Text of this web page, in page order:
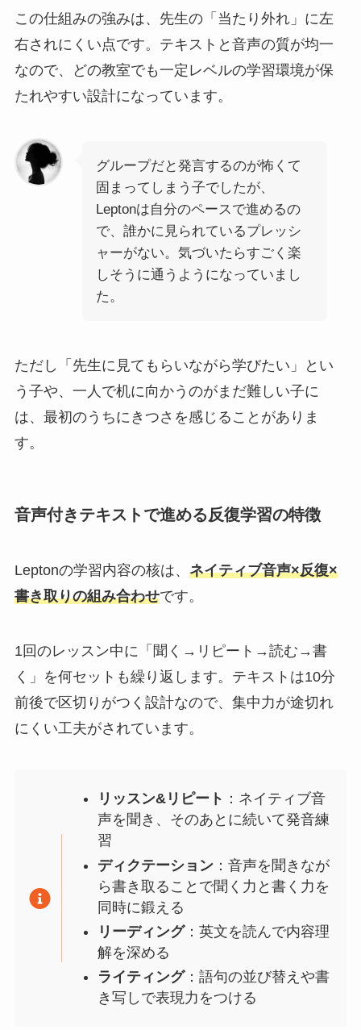
この仕組みの強みは、先生の「当たり外れ」に左
右されにくい点です。テキストと音声の質が均一
なので、どの教室でも一定レベルの学習環境が保
たれやすい設計になっています。
グループだと発言するのが怖くて
固まってしまう子でしたが、
Leptonは自分のペースで進めるの
で、誰かに見られているプレッシ
ャーがない。気づいたらすごく楽
しそうに通うようになっていまし
た。
ただし「先生に見てもらいながら学びたい」とい
う子や、一人で机に向かうのがまだ難しい子に
は、最初のうちにきつさを感じることがありま
す。
音声付きテキストで進める反復学習の特徴
Leptonの学習内容の核は、 ネイティブ音声×反復×
書き取りの組み合わせです。
1回のレッスン中に「聞く→リピート→読む→書
く」を何セットも繰り返します。テキストは10分
前後で区切りがつく設計なので、集中力が途切れ
にくい工夫がされています。
リッスン&リピート ：ネイティブ音
声を聞き、そのあとに続いて発音練
習
ディクテーション：音声を聞きなが
ら書き取ることで聞く力と書く力を
同時に鍛える
リーディング：英文を読んで内容理
解を深める
ライティング：語句の並び替えや書
き写しで表現力をつける